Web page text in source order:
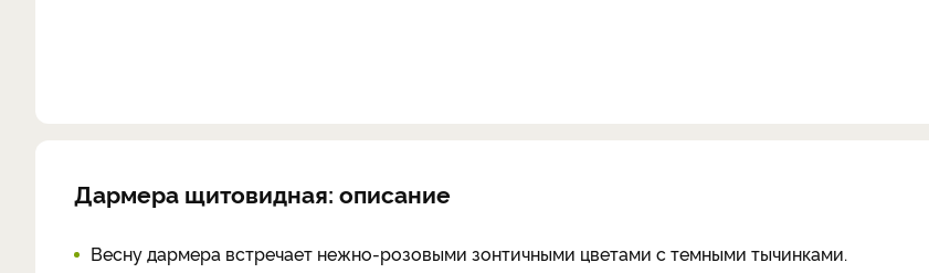
Дармера щитовидная: описание
Весну дармера встречает нежно-розовыми зонтичными цветами с темными тычинками.